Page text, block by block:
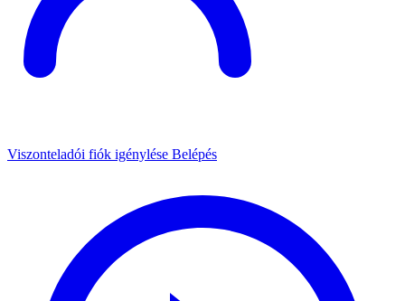
Viszonteladói fiók igénylése Belépés